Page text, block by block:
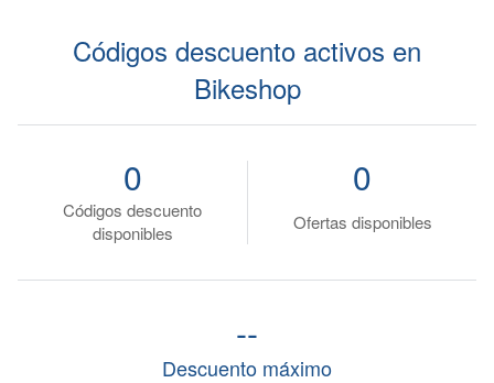
Códigos descuento activos en
Bikeshop
Códigos descuento
disponibles
0
Ofertas disponibles
0
Descuento máximo
--